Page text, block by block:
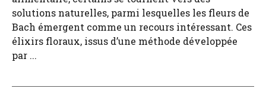
solutions naturelles, parmi lesquelles les fleurs de
Bach émergent comme un recours intéressant. Ces
élixirs floraux, issus d’une méthode développée
par ...